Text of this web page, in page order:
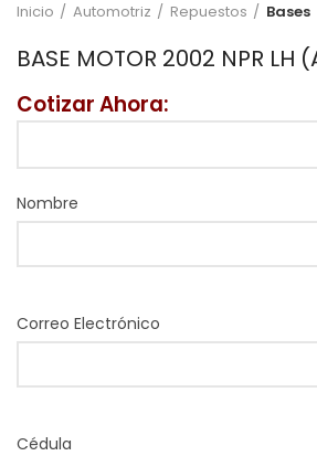
Inicio Automotriz Repuestos Bases
BASE MOTOR 2002 NPR LH
Cotizar Ahora:
Nombre
Correo Electrónico
Cédula